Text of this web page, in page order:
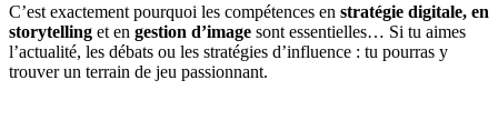
C’est exactement pourquoi les compétences en stratégie digitale, en
storytelling et en gestion d’image sont essentielles… Si tu aimes
l’actualité, les débats ou les stratégies d’influence : tu pourras y
trouver un terrain de jeu passionnant.